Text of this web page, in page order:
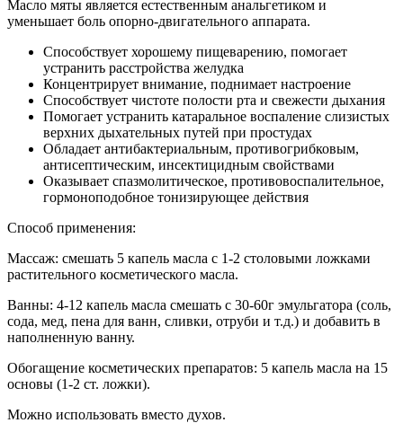
Масло мяты является естественным анальгетиком и
уменьшает боль опорно-двигательного аппарата.
Способствует хорошему пищеварению, помогает
устранить расстройства желудка
Концентрирует внимание, поднимает настроение
Способствует чистоте полости рта и свежести дыхания
Помогает устранить катаральное воспаление слизистых
верхних дыхательных путей при простудах
Обладает антибактериальным, противогрибковым,
антисептическим, инсектицидным свойствами
Оказывает спазмолитическое, противовоспалительное,
гормоноподобное тонизирующее действия
Способ применения:
Массаж: смешать 5 капель масла с 1-2 столовыми ложками
растительного косметического масла.
Ванны: 4-12 капель масла смешать с 30-60г эмульгатора (соль,
сода, мед, пена для ванн, сливки, отруби и т.д.) и добавить в
наполненную ванну.
Обогащение косметических препаратов: 5 капель масла на 15
основы (1-2 ст. ложки).
Можно использовать вместо духов.